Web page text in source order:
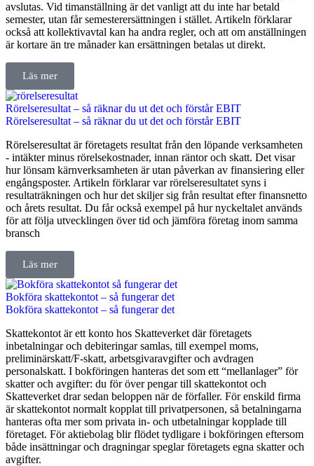
avslutas. Vid timanställning är det vanligt att du inte har betald
semester, utan får semesterersättningen i stället. Artikeln förklarar
också att kollektivavtal kan ha andra regler, och att om anställningen
är kortare än tre månader kan ersättningen betalas ut direkt.
Läs mer
Rörelseresultat – så räknar du ut det och förstår EBIT
Rörelseresultat – så räknar du ut det och förstår EBIT
Rörelseresultat är företagets resultat från den löpande verksamheten
- intäkter minus rörelsekostnader, innan räntor och skatt. Det visar
hur lönsam kärnverksamheten är utan påverkan av finansiering eller
engångsposter. Artikeln förklarar var rörelseresultatet syns i
resultaträkningen och hur det skiljer sig från resultat efter finansnetto
och årets resultat. Du får också exempel på hur nyckeltalet används
för att följa utvecklingen över tid och jämföra företag inom samma
bransch
Läs mer
Bokföra skattekontot – så fungerar det
Bokföra skattekontot – så fungerar det
Skattekontot är ett konto hos Skatteverket där företagets
inbetalningar och debiteringar samlas, till exempel moms,
preliminärskatt/F-skatt, arbetsgivaravgifter och avdragen
personalskatt. I bokföringen hanteras det som ett “mellanlager” för
skatter och avgifter: du för över pengar till skattekontot och
Skatteverket drar sedan beloppen när de förfaller. För enskild firma
är skattekontot normalt kopplat till privatpersonen, så betalningarna
hanteras ofta mer som privata in- och utbetalningar kopplade till
företaget. För aktiebolag blir flödet tydligare i bokföringen eftersom
både insättningar och dragningar speglar företagets egna skatter och
avgifter.